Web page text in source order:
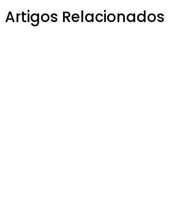
Artigos Relacionados